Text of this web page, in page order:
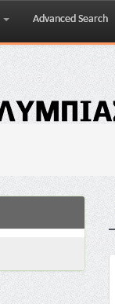
Advanced Search